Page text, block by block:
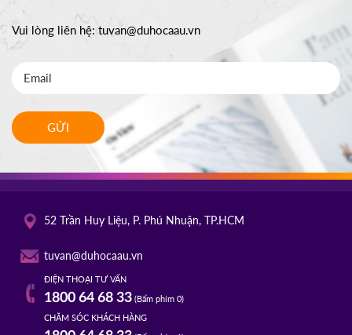
Vui lòng liên hệ:tuvan@duhocaau.vn
GỬI
52 Trần Huy Liệu, P. Phú Nhuận, TP.HCM
tuvan@duhocaau.vn
ĐIỆN THOẠI TƯ VẤN
1800 64 68 33(Bấm phím 0)
CHĂM SÓC KHÁCH HÀNG